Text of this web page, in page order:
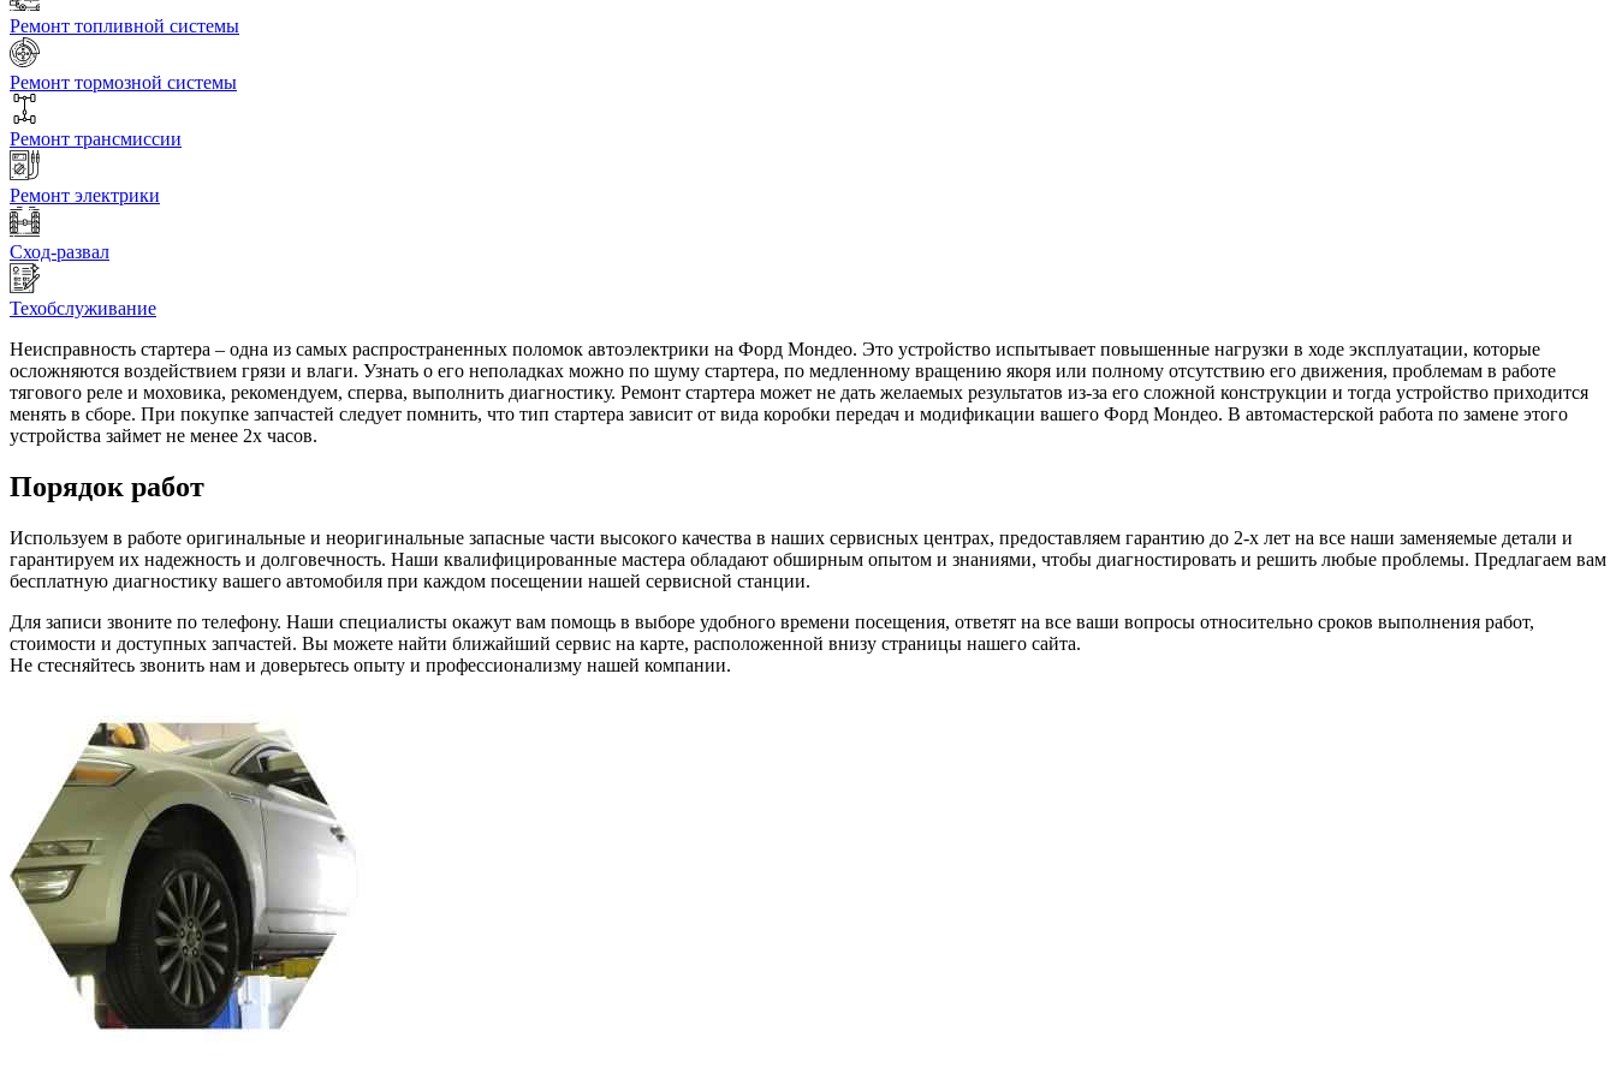
Ремонт топливной системы
Ремонт тормозной системы
Ремонт трансмиссии
Ремонт электрики
Сход-развал
Техобслуживание
Неисправность стартера – одна из самых распространенных поломок автоэлектрики на Форд Мондео. Это устройство испытывает повышенные нагрузки в ходе эксплуатации, которые
осложняются воздействием грязи и влаги. Узнать о его неполадках можно по шуму стартера, по медленному вращению якоря или полному отсутствию его движения, проблемам в работе
тягового реле и моховика, рекомендуем, сперва, выполнить диагностику. Ремонт стартера может не дать желаемых результатов из-за его сложной конструкции и тогда устройство приходится
менять в сборе. При покупке запчастей следует помнить, что тип стартера зависит от вида коробки передач и модификации вашего Форд Мондео. В автомастерской работа по замене этого
устройства займет не менее 2х часов.
Порядок работ
Используем в работе оригинальные и неоригинальные запасные части высокого качества в наших сервисных центрах, предоставляем гарантию до 2-х лет на все наши заменяемые детали и
гарантируем их надежность и долговечность. Наши квалифицированные мастера обладают обширным опытом и знаниями, чтобы диагностировать и решить любые проблемы. Предлагаем вам
бесплатную диагностику вашего автомобиля при каждом посещении нашей сервисной станции.
Для записи звоните по телефону. Наши специалисты окажут вам помощь в выборе удобного времени посещения, ответят на все ваши вопросы относительно сроков выполнения работ,
стоимости и доступных запчастей. Вы можете найти ближайший сервис на карте, расположенной внизу страницы нашего сайта.
Не стесняйтесь звонить нам и доверьтесь опыту и профессионализму нашей компании.